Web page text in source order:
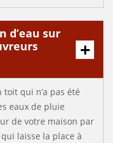
d’eau sur
toit qui n’a pas été
eaux de pluie
de votre maison par
laisse la place à